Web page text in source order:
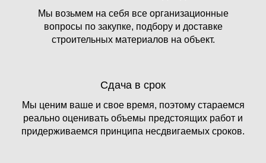
Мы возьмем на себя все организационные
вопросы по закупке, подбору и доставке
строительных материалов на объект.
Сдача в срок
Мы ценим ваше и свое время, поэтому стараемся
реально оценивать объемы предстоящих работ и
придерживаемся принципа несдвигаемых сроков.